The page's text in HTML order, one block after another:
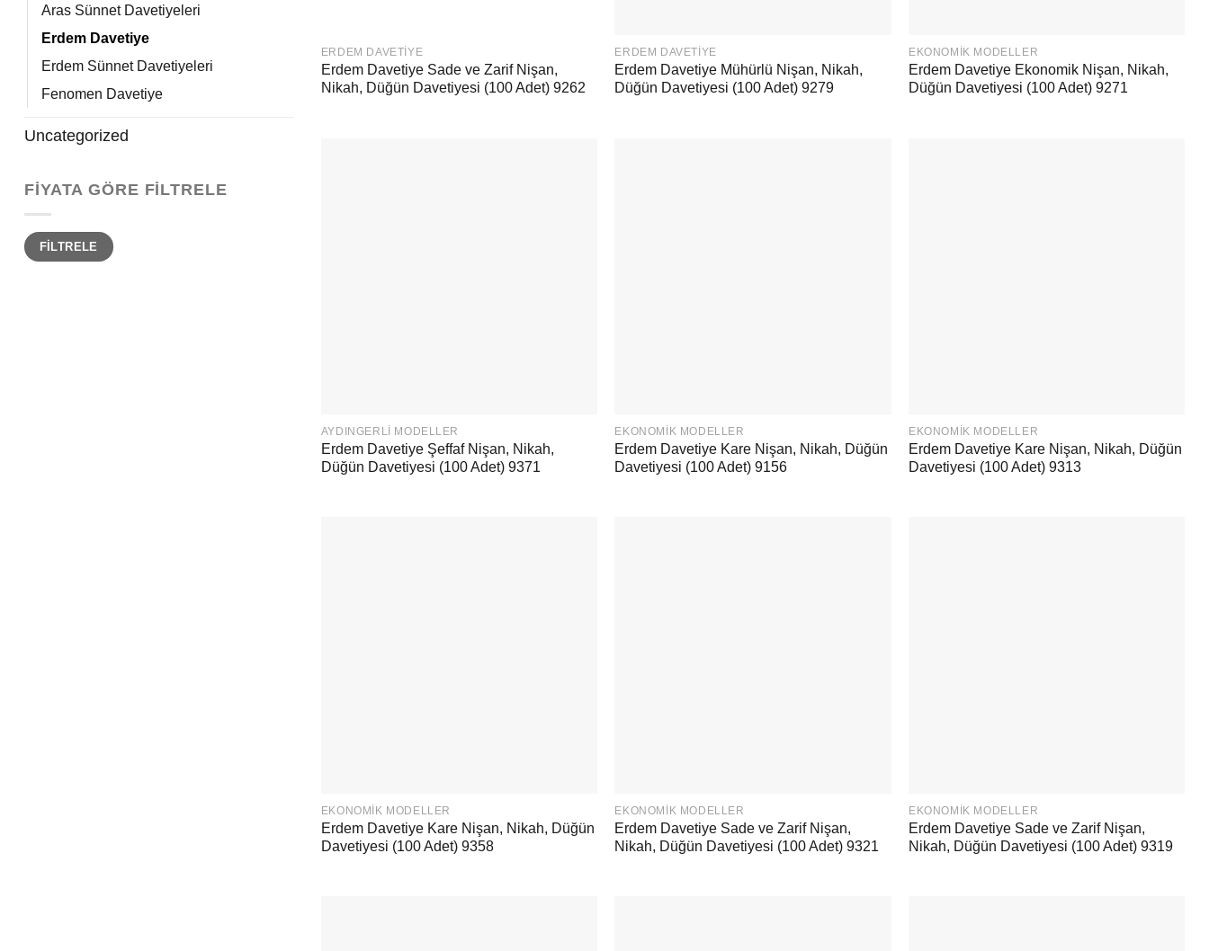
Aras Sünnet Davetiyeleri
Erdem Davetiye
Erdem Sünnet Davetiyeleri
Fenomen Davetiye
Uncategorized
FIYATA GÖRE FILTRELE
En
düşük
fiyat
En
yüksek
fiyat
FILTRELE
ERDEM DAVETIYE
Erdem Davetiye Sade ve Zarif Nişan,
Nikah, Düğün Davetiyesi (100 Adet) 9262
ERDEM DAVETIYE
Erdem Davetiye Mühürlü Nişan, Nikah,
Düğün Davetiyesi (100 Adet) 9279
EKONOMIK MODELLER
Erdem Davetiye Ekonomik Nişan, Nikah,
Düğün Davetiyesi (100 Adet) 9271
AYDINGERLI MODELLER
Erdem Davetiye Şeffaf Nişan, Nikah,
Düğün Davetiyesi (100 Adet) 9371
EKONOMIK MODELLER
Erdem Davetiye Kare Nişan, Nikah, Düğün
Davetiyesi (100 Adet) 9156
EKONOMIK MODELLER
Erdem Davetiye Kare Nişan, Nikah, Düğün
Davetiyesi (100 Adet) 9313
EKONOMIK MODELLER
Erdem Davetiye Kare Nişan, Nikah, Düğün
Davetiyesi (100 Adet) 9358
EKONOMIK MODELLER
Erdem Davetiye Sade ve Zarif Nişan,
Nikah, Düğün Davetiyesi (100 Adet) 9321
EKONOMIK MODELLER
Erdem Davetiye Sade ve Zarif Nişan,
Nikah, Düğün Davetiyesi (100 Adet) 9319